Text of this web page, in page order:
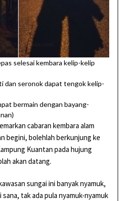
selesai kembara kelip-kelip
dan seronok dapat tengok kelip-
bermain dengan bayang-
cabaran kembara alam
begini, bolehlah berkunjung ke
Kuantan pada hujung
akan datang.
sungai ini banyak nyamuk,
tak ada pula nyamuk-nyamuk